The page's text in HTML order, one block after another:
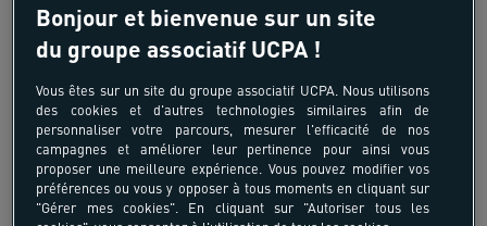
-10%*
Bonjour et bienvenue sur un site
du groupe associatif UCPA !
Vous êtes sur un site du groupe associatif UCPA. Nous utilisons
des cookies et d'autres technologies similaires afin de
personnaliser votre parcours, mesurer l'efficacité de nos
campagnes et améliorer leur pertinence pour ainsi vous
proposer une meilleure expérience. Vous pouvez modifier vos
préférences ou vous y opposer à tous moments en cliquant sur
"Gérer mes cookies". En cliquant sur "Autoriser tous les